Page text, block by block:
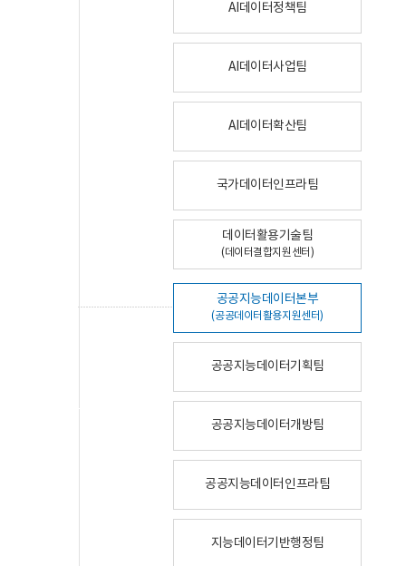
AI데이터정책팀
AI데이터사업팀
AI데이터확산팀
국가데이터인프라팀
데이터활용기술팀
(데이터결합지원센터)
공공지능데이터본부
(공공데이터활용지원센터)
공공지능데이터기획팀
공공지능데이터개방팀
공공지능데이터인프라팀
지능데이터기반행정팀